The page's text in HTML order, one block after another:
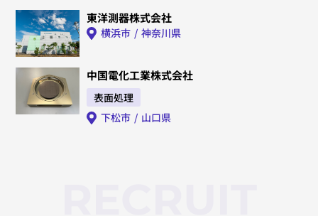
東洋測器株式会社
神奈川県
横浜市
中国電化工業株式会社
表面処理
山口県
下松市